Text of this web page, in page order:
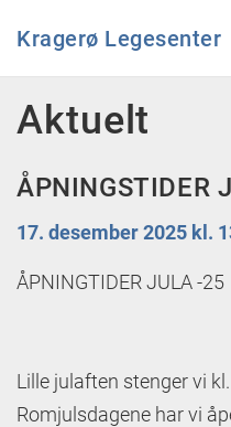
Kragerø Legesenter
Aktuelt
ÅPNINGSTIDER
17. desember 2025 kl.
ÅPNINGTIDER JULA -25
Lille julaften stenger vi
Romjulsdagene har vi